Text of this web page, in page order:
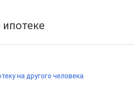
на другого человека